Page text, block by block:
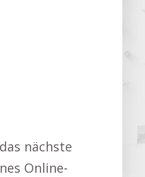
nächste
Online-